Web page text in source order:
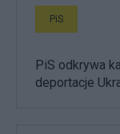
PiS
PiS odkrywa
deportacje